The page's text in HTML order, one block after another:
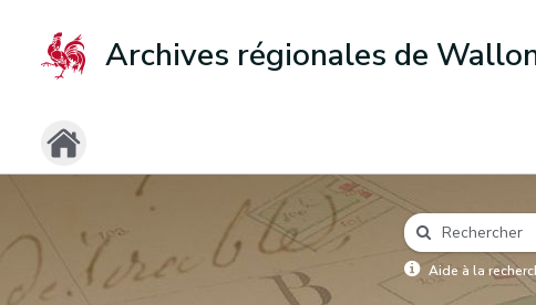
Archives régionales de
Aide à la